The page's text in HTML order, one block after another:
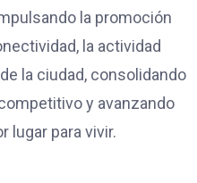
la promoción
la actividad
la ciudad, consolidando
y avanzando
lugar para vivir.